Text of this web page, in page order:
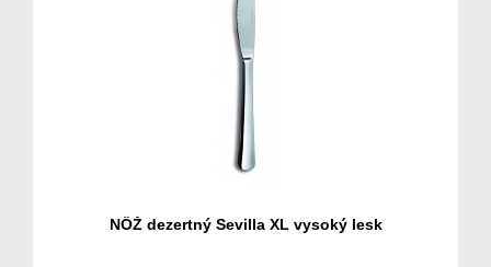
NÔŽ dezertný Sevilla XL vysoký lesk